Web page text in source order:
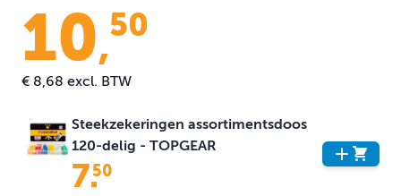
10,50
€ 8,68 excl. BTW
Steekzekeringen assortimentsdoos
120-delig - TOPGEAR
7.50